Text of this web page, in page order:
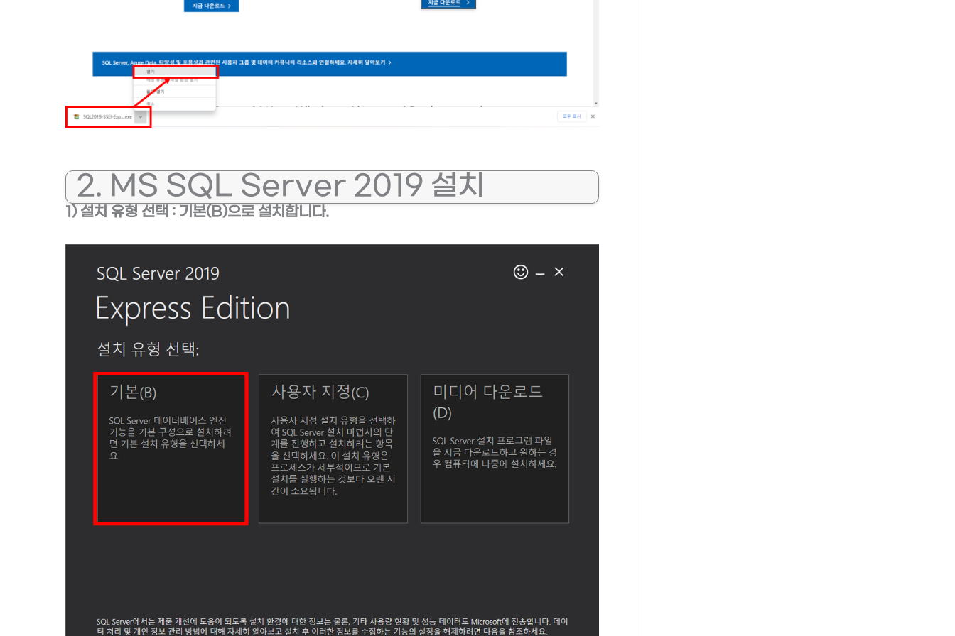
2. MS SQL Server 2019 설치
1) 설치 유형 선택 : 기본(B)으로 설치합니다.